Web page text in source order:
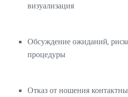
визуализация
Обсуждение ожиданий,
процедуры
Отказ от ношения